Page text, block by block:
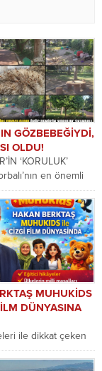
GÖZBEBEĞİYDİ,
OLDU!
‘KORULUK’
en önemli
alanlarından biri
Kebapçıgil
MUHUKİDS
DÜNYASINA
ile dikkat çeken
Uzmanı-Yazar
şimdi de